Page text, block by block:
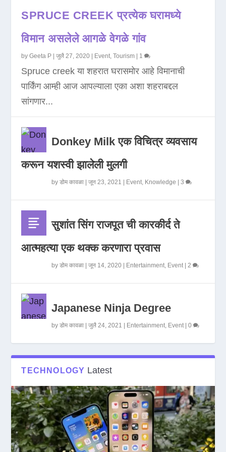
SPRUCE CREEK प्रत्येक घरामध्ये
विमान असलेले आगळे वेगळे गांव
byGeeta P |जुलै 27, 2020 Event,Tourism 1
Spruce creek या शहरात घरासमोर आहे विमानाची
पार्किंग आम्ही आज आपल्याला एका अशा शहराबद्दल
सांगणार...
Donkey Milk एक विचित्र व्यवसाय
करून यशस्वी झालेली मुलगी
byडोम कावळा |जून 23, 2021 Event, Knowledge |3
सुशांत सिंग राजपूत ची कारकीर्द ते
आत्महत्या एक थक्क करणारा प्रवास
byडोम कावळा |जून 14, 2020 Entertainment, Event|2
Japanese Ninja Degree
byडोम कावळा |जुलै 24, 2021 Entertainment, Event|0
TECHNOLOGY Latest